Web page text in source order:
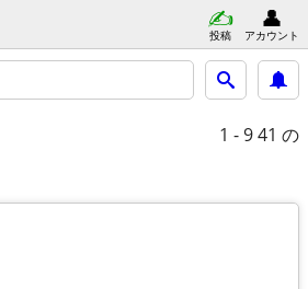
投稿 アカウント
1 - 941 の